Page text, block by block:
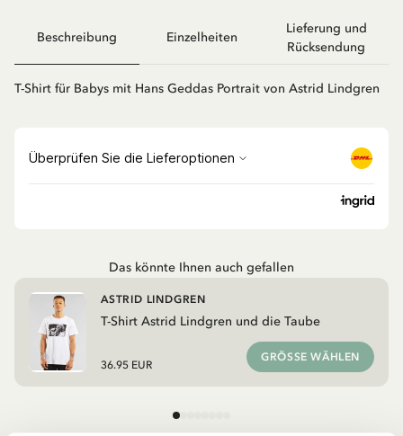
Beschreibung Einzelheiten
Lieferung und
Rücksendung
T-Shirt für Babys mit Hans Geddas Portrait von Astrid Lindgren
Das könnte Ihnen auch gefallen
T-Shirt Astrid Lindgren und die Taube
ASTRID LINDGREN
36.95 EUR
GRÖSSE WÄHLEN